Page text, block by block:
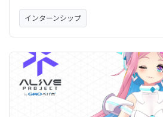
インターンシップ